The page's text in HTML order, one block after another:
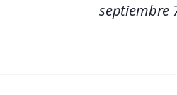
septiembre